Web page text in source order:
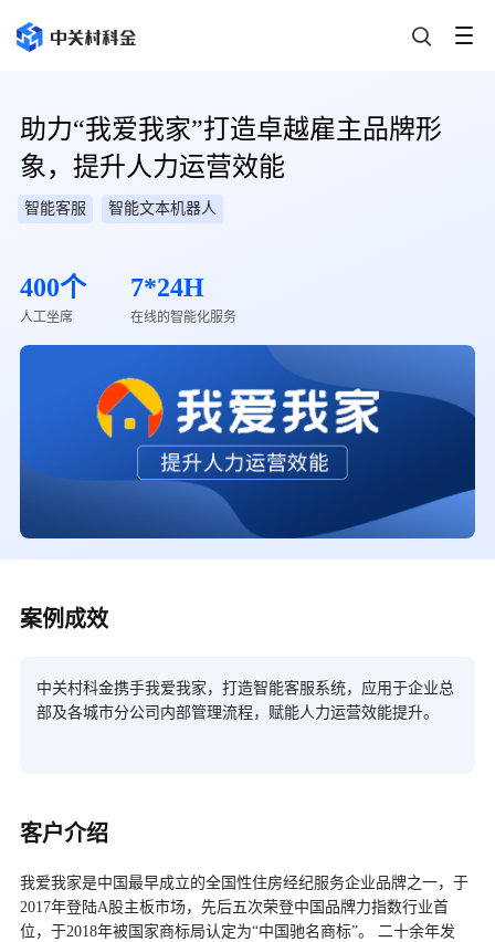
助力“我爱我家”打造卓越雇主品牌形
象，提升人力运营效能
智能客服 智能文本机器人
400个
人工坐席
7*24H
在线的智能化服务
案例成效
中关村科金携手我爱我家，打造智能客服系统，应用于企业总
部及各城市分公司内部管理流程，赋能人力运营效能提升。
客户介绍
我爱我家是中国最早成立的全国性住房经纪服务企业品牌之一，于
2017年登陆A股主板市场，先后五次荣登中国品牌力指数行业首
位，于2018年被国家商标局认定为“中国驰名商标”。 二十余年发